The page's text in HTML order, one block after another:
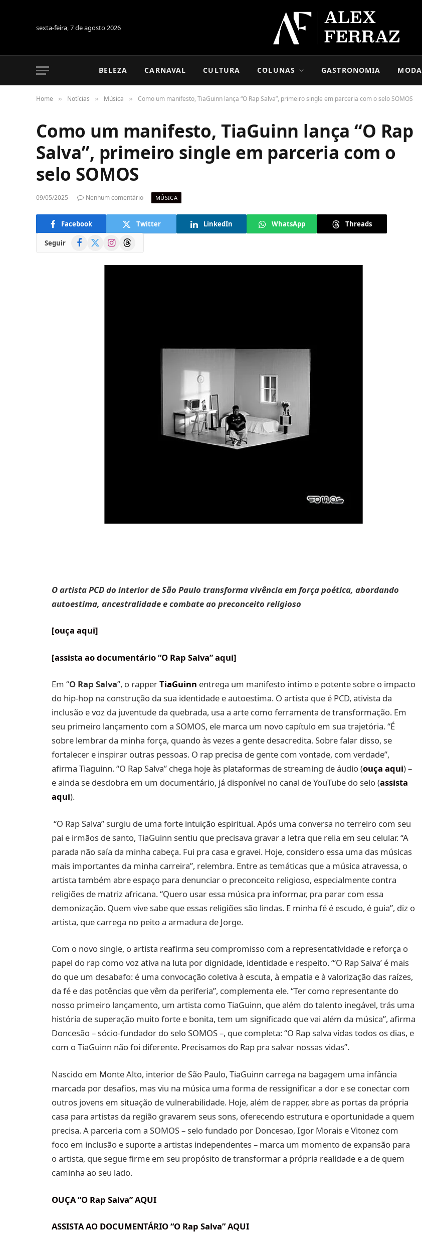
sexta-feira, 7 de agosto 2026
BELEZA CARNAVAL CULTURA COLUNAS GASTRONOMIA MODA
Home » Notícias » Música » Como um manifesto, TiaGuinn lança “O Rap Salva”, primeiro single em parceria com o selo SOMOS
Como um manifesto, TiaGuinn lança “O Rap
Salva”, primeiro single em parceria com o
selo SOMOS
09/05/2025 Nenhum comentário MÚSICA
Facebook Twitter LinkedIn WhatsApp Threads
Seguir Facebook
(Twitter)
InstagramThreads
O artista PCD do interior de São Paulo transforma vivência em força poética, abordando
autoestima, ancestralidade e combate ao preconceito religioso
[ouça aqui]
[assista ao documentário “O Rap Salva” aqui]
Em “O Rap Salva”, o rapperTiaGuinn entrega um manifesto íntimo e potente sobre o impacto
do hip-hop na construção da sua identidade e autoestima. O artista que é PCD, ativista da
inclusão e voz da juventude da quebrada, usa a arte como ferramenta de transformação. Em
seu primeiro lançamento com a SOMOS, ele marca um novo capítulo em sua trajetória. “É
sobre lembrar da minha força, quando às vezes a gente desacredita. Sobre falar disso, se
fortalecer e inspirar outras pessoas. O rap precisa de gente com vontade, com verdade”,
afirma Tiaguinn. “O Rap Salva” chega hoje às plataformas de streaming de áudio(ouça aqui) –
e ainda se desdobra em um documentário, já disponível no canal de YouTube do selo (assista
aqui).
“O Rap Salva” surgiu de uma forte intuição espiritual. Após uma conversa no terreiro com seu
pai e irmãos de santo, TiaGuinn sentiu que precisava gravar a letra que relia em seu celular. “A
parada não saía da minha cabeça. Fui pra casa e gravei. Hoje, considero essa uma das músicas
mais importantes da minha carreira”, relembra. Entre as temáticas que a música atravessa, o
artista também abre espaço para denunciar o preconceito religioso, especialmente contra
religiões de matriz africana. “Quero usar essa música pra informar, pra parar com essa
demonização. Quem vive sabe que essas religiões são lindas. E minha fé é escudo, é guia”, diz o
artista, que carrega no peito a armadura de Jorge.
Com o novo single, o artista reafirma seu compromisso com a representatividade e reforça o
papel do rap como voz ativa na luta por dignidade, identidade e respeito. “‘O Rap Salva’ é mais
do que um desabafo: é uma convocação coletiva à escuta, à empatia e à valorização das raízes,
da fé e das potências que vêm da periferia”, complementa ele. “Ter como representante do
nosso primeiro lançamento, um artista como TiaGuinn, que além do talento inegável, trás uma
história de superação muito forte e bonita, tem um significado que vai além da música”, afirma
Doncesão – sócio-fundador do selo SOMOS –, que completa: “O Rap salva vidas todos os dias, e
com o TiaGuinn não foi diferente. Precisamos do Rap pra salvar nossas vidas”.
Nascido em Monte Alto, interior de São Paulo, TiaGuinn carrega na bagagem uma infância
marcada por desafios, mas viu na música uma forma de ressignificar a dor e se conectar com
outros jovens em situação de vulnerabilidade. Hoje, além de rapper, abre as portas da própria
casa para artistas da região gravarem seus sons, oferecendo estrutura e oportunidade a quem
precisa. A parceria com a SOMOS – selo fundado por Doncesao, Igor Morais e Vitonez com
foco em inclusão e suporte a artistas independentes – marca um momento de expansão para
o artista, que segue firme em seu propósito de transformar a própria realidade e a de quem
caminha ao seu lado.
OUÇA “O Rap Salva” AQUI
ASSISTA AO DOCUMENTÁRIO “O Rap Salva” AQUI